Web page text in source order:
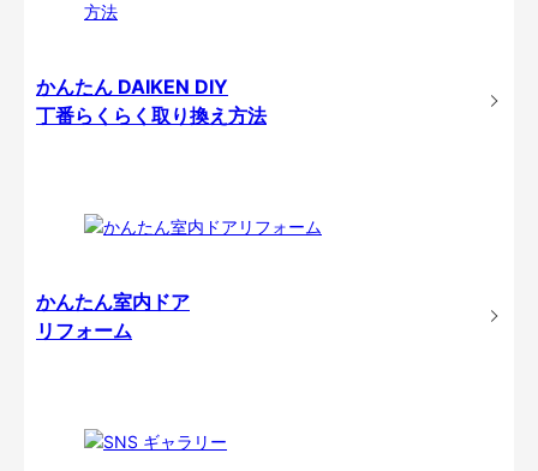
かんたん DAIKEN DIY
丁番らくらく取り換え方法
かんたん室内ドア
リフォーム